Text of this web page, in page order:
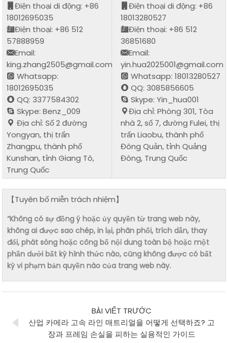
Điện thoại di động: +86
18012695035
Điện thoại: +86 512
57888959
Email:
king.zhang2505@gmail.com
Whatsapp:
18012695035
QQ: 3377584302
Skype: Benz_009
Địa chỉ: Số 2 đường
Yongyan, thị trấn
Zhangpu, thành phố
Kunshan, tỉnh Giang Tô,
Trung Quốc
Điện thoại di động: +86
18013280527
Điện thoại: +86 512
36851680
Email:
yin.hua2025001@gmail.com
Whatsapp: 18013280527
QQ: 3085856605
Skype: Yin_hua001
Địa chỉ: Phòng 301, Tòa
nhà 2, số 7, đường Fulei, thị
trấn Liaobu, thành phố
Đông Quản, tỉnh Quảng
Đông, Trung Quốc
【Tuyên bố miễn trách nhiệm】
“Không có sự đồng ý hoặc ủy quyền từ trang web này,
không ai được sao chép, in lại, phân phối, trích dẫn, thay
đổi, phát sóng hoặc công bố nội dung toàn bộ hoặc một
phần dưới bất kỳ hình thức nào, cũng không được có bất
kỳ vi phạm bản quyền nào của trang web này.
BÀI VIẾT TRƯỚC
산업 카메라 고속 라인 매트리얼을 어떻게 선택하죠? 고
장과 프레임 손실을 피하는 실용적인 가이드